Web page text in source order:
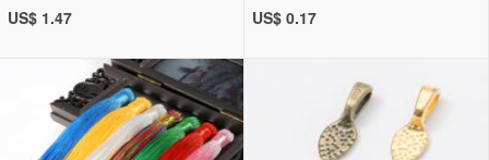
US$ 1.47 US$ 0.17